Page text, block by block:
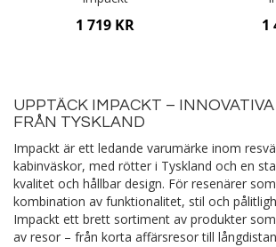
1 719 KR 1
UPPTÄCK IMPACKT – INNOVATIVA
FRÅN TYSKLAND
Impackt är ett ledande varumärke inom
kabinväskor, med rötter i Tyskland och en
kvalitet och hållbar design. För resenärer
kombination av funktionalitet, stil och
Impackt ett brett sortiment av produkter
av resor – från korta affärsresor till